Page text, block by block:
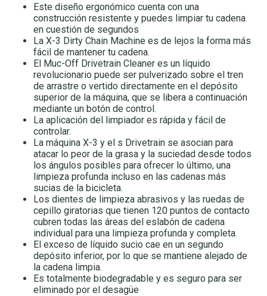
Este diseño ergonómico cuenta con una
construcción resistente y puedes limpiar tu cadena
en cuestión de segundos
La X-3 Dirty Chain Machine es de lejos la forma más
fácil de mantener tu cadena.
El Muc-Off Drivetrain Cleaner es un líquido
revolucionario puede ser pulverizado sobre el tren
de arrastre o vertido directamente en el depósito
superior de la máquina, que se libera a continuación
mediante un botón de control.
La aplicación del limpiador es rápida y fácil de
controlar.
La máquina X-3 y el s Drivetrain se asocian para
atacar lo peor de la grasa y la suciedad desde todos
los ángulos posibles para ofrecer lo último, una
limpieza profunda incluso en las cadenas más
sucias de la bicicleta.
Los dientes de limpieza abrasivos y las ruedas de
cepillo giratorias que tienen 120 puntos de contacto
cubren todas las áreas del eslabón de cadena
individual para una limpieza profunda y completa.
El exceso de líquido sucio cae en un segundo
depósito inferior, por lo que se mantiene alejado de
la cadena limpia.
Es totalmente biodegradable y es seguro para ser
eliminado por el desagüe